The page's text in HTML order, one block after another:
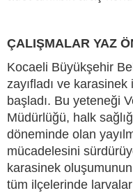
ÇALIŞMALAR YAZ
Kocaeli Büyükşehir
zayıfladı ve
başladı. Bu yeteneği
Müdürlüğü, halk
döneminde olan
mücadelesini
karasinek
tüm ilçelerinde